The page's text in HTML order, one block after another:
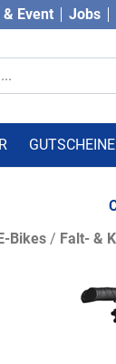
Event Jobs
GUTSCHEINE
Bikes / Falt- &